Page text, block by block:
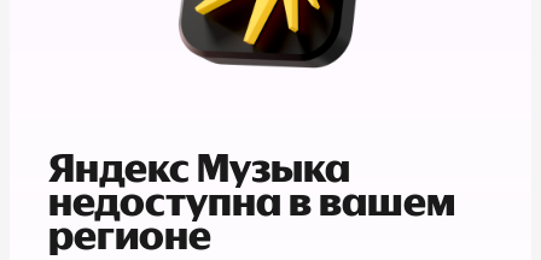
Яндекс Музыка
недоступна в вашем
регионе